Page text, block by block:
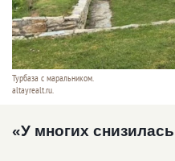
Турбаза с маральником.
altayrealt.ru.
«У многих